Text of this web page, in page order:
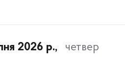
2026 р., четвер